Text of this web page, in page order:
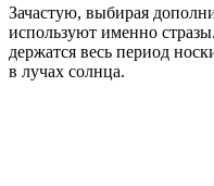
Зачастую, выбирая
используют именно
держатся весь период
в лучах солнца.